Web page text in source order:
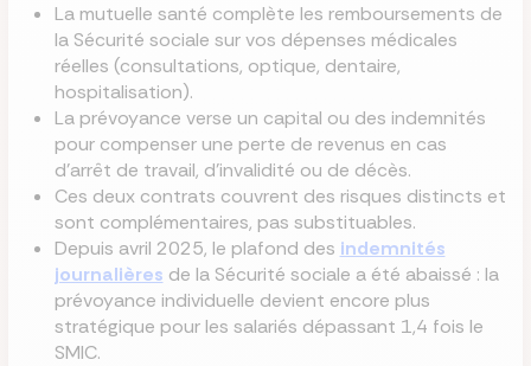
La mutuelle santé complète les remboursements de
la Sécurité sociale sur vos dépenses médicales
réelles (consultations, optique, dentaire,
hospitalisation).
La prévoyance verse un capital ou des indemnités
pour compenser une perte de revenus en cas
d'arrêt de travail, d'invalidité ou de décès.
Ces deux contrats couvrent des risques distincts et
sont complémentaires, pas substituables.
Depuis avril 2025, le plafond des indemnités
journalières de la Sécurité sociale a été abaissé : la
prévoyance individuelle devient encore plus
stratégique pour les salariés dépassant 1,4 fois le
SMIC.